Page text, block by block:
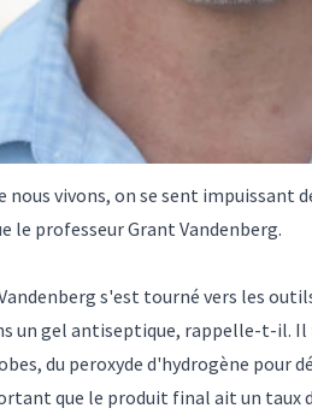
vivons, on se sent impuissant
le professeur Grant Vandenberg.
s'est tourné vers les
un gel antiseptique, rappelle-t-
du peroxyde d'hydrogène pour
que le produit final ait un taux